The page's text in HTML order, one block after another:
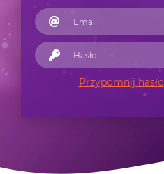
Przypomnij hasło